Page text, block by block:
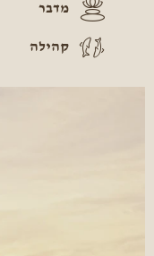
מדבר
קהילה